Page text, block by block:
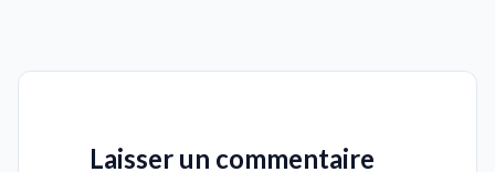
Laisser un commentaire